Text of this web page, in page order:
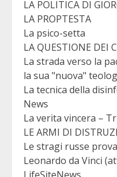
LA POLITICA DI
LA PROPTESTA
La psico-setta
LA QUESTIONE DEI
La strada verso la
la sua "nuova"
La tecnica della
News
La verita vincera –
LE ARMI DI
Le stragi russe
Leonardo da Vinci